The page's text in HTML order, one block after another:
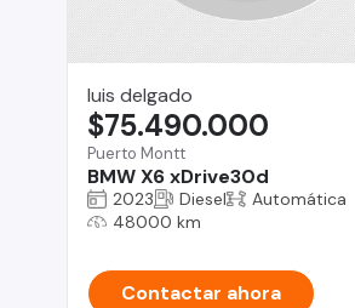
luis delgado
Puerto Montt
BMW X6 xDrive30d
$75.490.000
2023 Diesel
Automática
48000 km
Contactar ahora